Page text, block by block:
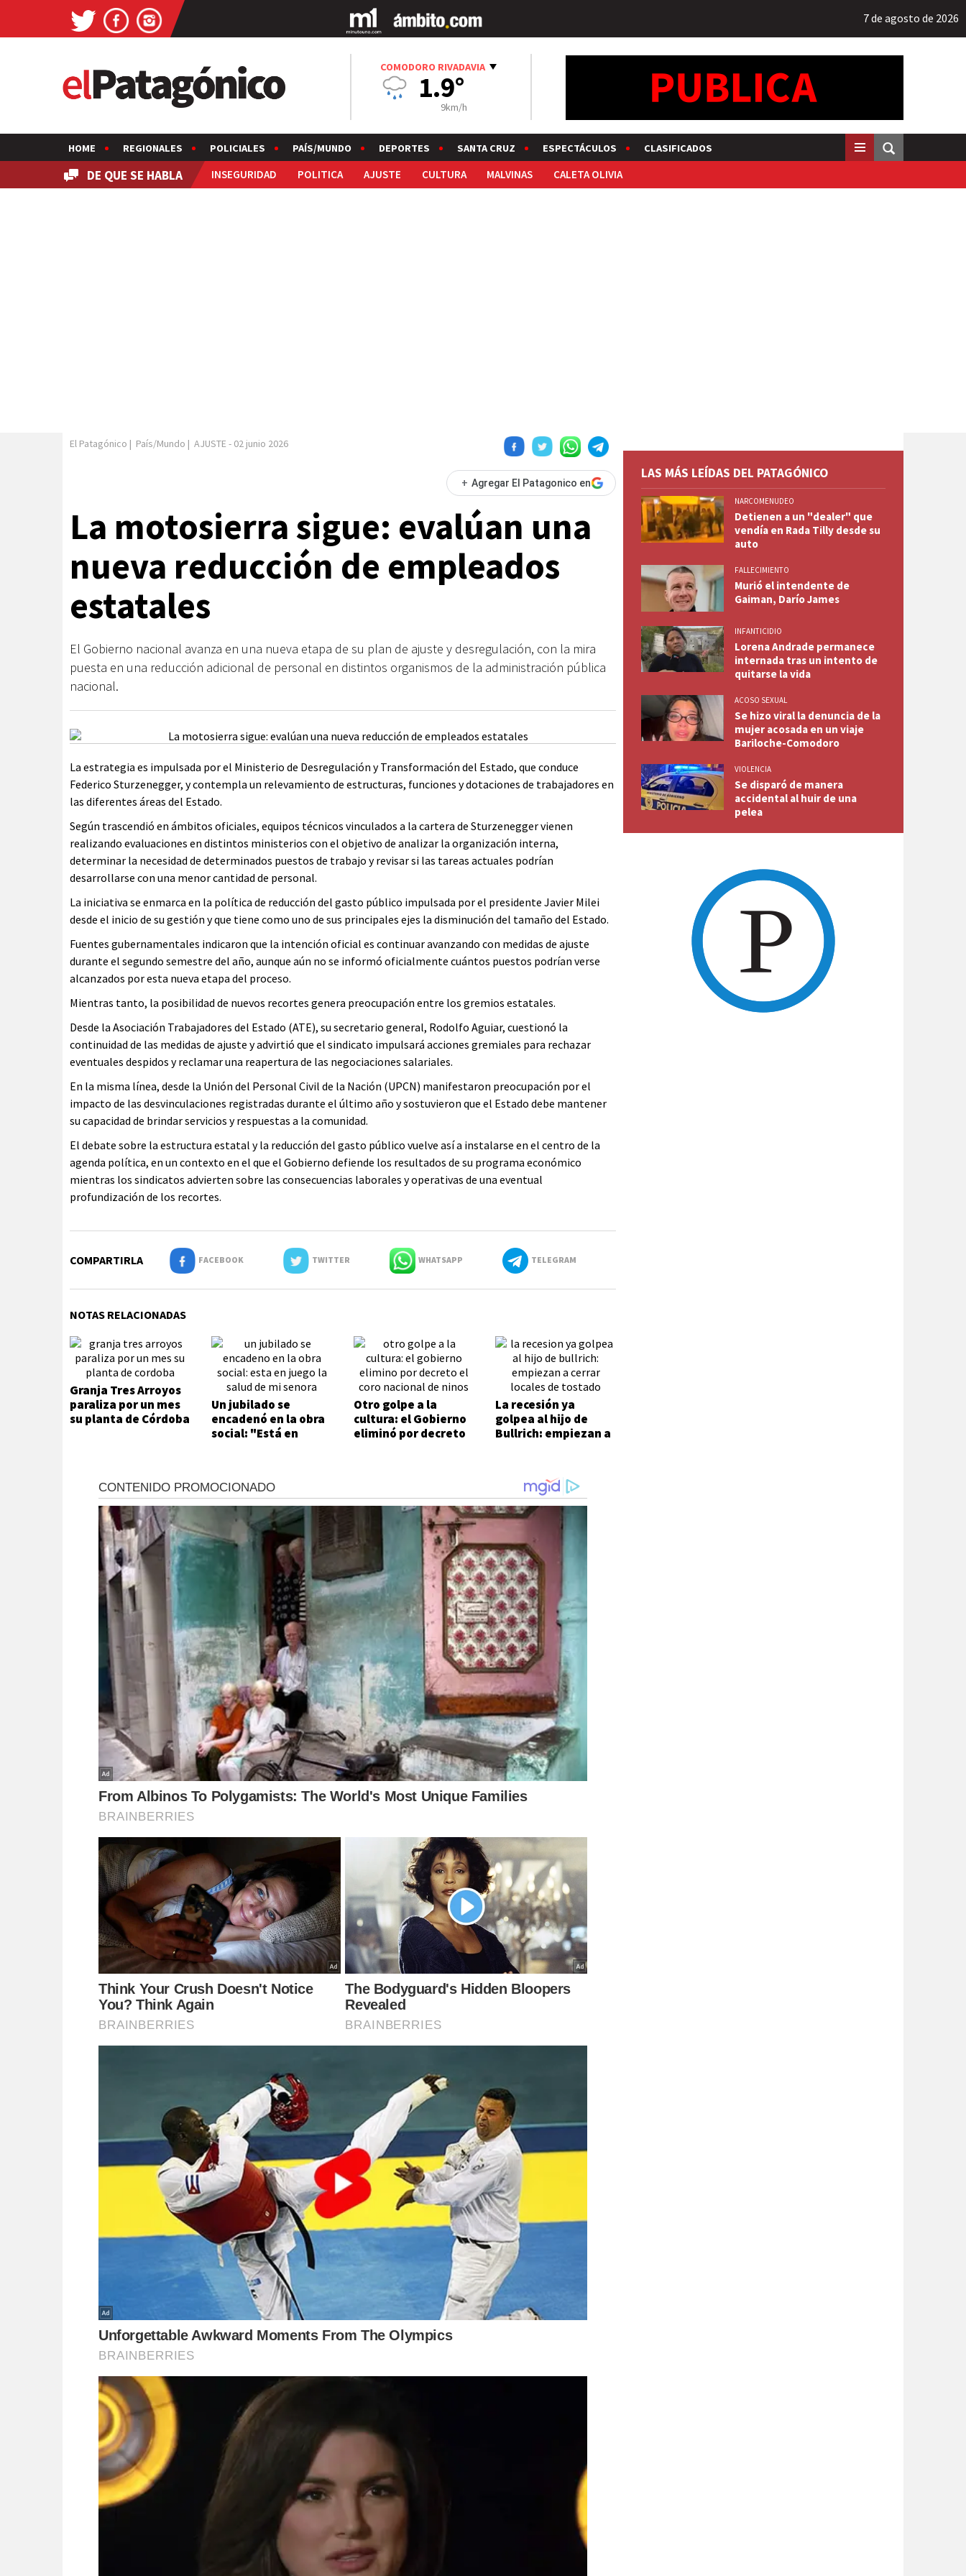
7 de agosto de 2026
COMODORO RIVADAVIA
1.9°
9km/h
HOME REGIONALES POLICIALES PAÍS/MUNDO DEPORTES SANTA CRUZ ESPECTÁCULOS CLASIFICADOS
DE QUE SE HABLA INSEGURIDAD POLITICA AJUSTE CULTURA MALVINAS CALETA OLIVIA
El Patagónico | País/Mundo | AJUSTE- 02 junio 2026
+ Agregar El Patagonico en
La motosierra sigue: evalúan una
nueva reducción de empleados
estatales
El Gobierno nacional avanza en una nueva etapa de su plan de ajuste y desregulación, con la mira
puesta en una reducción adicional de personal en distintos organismos de la administración pública
nacional.
La estrategia es impulsada por el Ministerio de Desregulación y Transformación del Estado, que conduce
Federico Sturzenegger, y contempla un relevamiento de estructuras, funciones y dotaciones de trabajadores en
las diferentes áreas del Estado.
Según trascendió en ámbitos oficiales, equipos técnicos vinculados a la cartera de Sturzenegger vienen
realizando evaluaciones en distintos ministerios con el objetivo de analizar la organización interna,
determinar la necesidad de determinados puestos de trabajo y revisar si las tareas actuales podrían
desarrollarse con una menor cantidad de personal.
La iniciativa se enmarca en la política de reducción del gasto público impulsada por el presidente Javier Milei
desde el inicio de su gestión y que tiene como uno de sus principales ejes la disminución del tamaño del Estado.
Fuentes gubernamentales indicaron que la intención oficial es continuar avanzando con medidas de ajuste
durante el segundo semestre del año, aunque aún no se informó oficialmente cuántos puestos podrían verse
alcanzados por esta nueva etapa del proceso.
Mientras tanto, la posibilidad de nuevos recortes genera preocupación entre los gremios estatales.
Desde la Asociación Trabajadores del Estado (ATE), su secretario general, Rodolfo Aguiar, cuestionó la
continuidad de las medidas de ajuste y advirtió que el sindicato impulsará acciones gremiales para rechazar
eventuales despidos y reclamar una reapertura de las negociaciones salariales.
En la misma línea, desde la Unión del Personal Civil de la Nación (UPCN) manifestaron preocupación por el
impacto de las desvinculaciones registradas durante el último año y sostuvieron que el Estado debe mantener
su capacidad de brindar servicios y respuestas a la comunidad.
El debate sobre la estructura estatal y la reducción del gasto público vuelve así a instalarse en el centro de la
agenda política, en un contexto en el que el Gobierno defiende los resultados de su programa económico
mientras los sindicatos advierten sobre las consecuencias laborales y operativas de una eventual
profundización de los recortes.
COMPARTIRLA FACEBOOK TWITTER WHATSAPP TELEGRAM
NOTAS RELACIONADAS
Granja Tres Arroyos
paraliza por un mes
su planta de Córdoba
Un jubilado se
encadenó en la obra
social: "Está en
Otro golpe a la
cultura: el Gobierno
eliminó por decreto
La recesión ya
golpea al hijo de
Bullrich: empiezan a
LAS MÁS LEÍDAS DEL PATAGÓNICO
NARCOMENUDEO
Detienen a un "dealer" que
vendía en Rada Tilly desde su
auto
FALLECIMIENTO
Murió el intendente de
Gaiman, Darío James
INFANTICIDIO
Lorena Andrade permanece
internada tras un intento de
quitarse la vida
ACOSO SEXUAL
Se hizo viral la denuncia de la
mujer acosada en un viaje
Bariloche-Comodoro
VIOLENCIA
Se disparó de manera
accidental al huir de una
pelea